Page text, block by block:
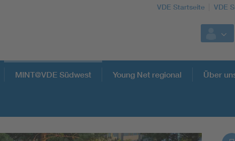
VDE Startseite VDE
MINT@VDE Südwest Young Net regional Über